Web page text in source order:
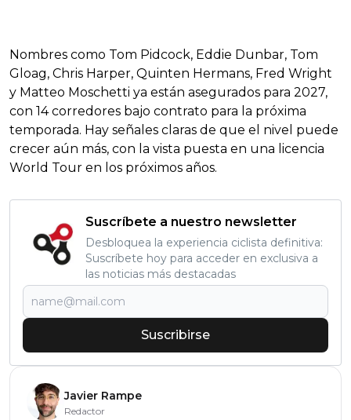
Nombres como Tom Pidcock, Eddie Dunbar, Tom
Gloag, Chris Harper, Quinten Hermans, Fred Wright
y Matteo Moschetti ya están asegurados para 2027,
con 14 corredores bajo contrato para la próxima
temporada. Hay señales claras de que el nivel puede
crecer aún más, con la vista puesta en una licencia
World Tour en los próximos años.
Suscríbete a nuestro newsletter
Desbloquea la experiencia ciclista definitiva:
Suscríbete hoy para acceder en exclusiva a
las noticias más destacadas
Suscribirse
Javier Rampe
Redactor